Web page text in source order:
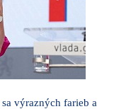
výrazných farieb a